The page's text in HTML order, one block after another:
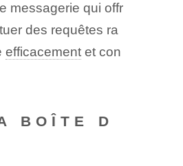
messagerie qui offr
des requêtes ra
efficacementet con
BOÎTE D